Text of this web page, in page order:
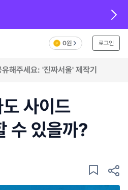
0원 로그인
해주세요: '진짜서울' 제작기
사이드
수 있을까?